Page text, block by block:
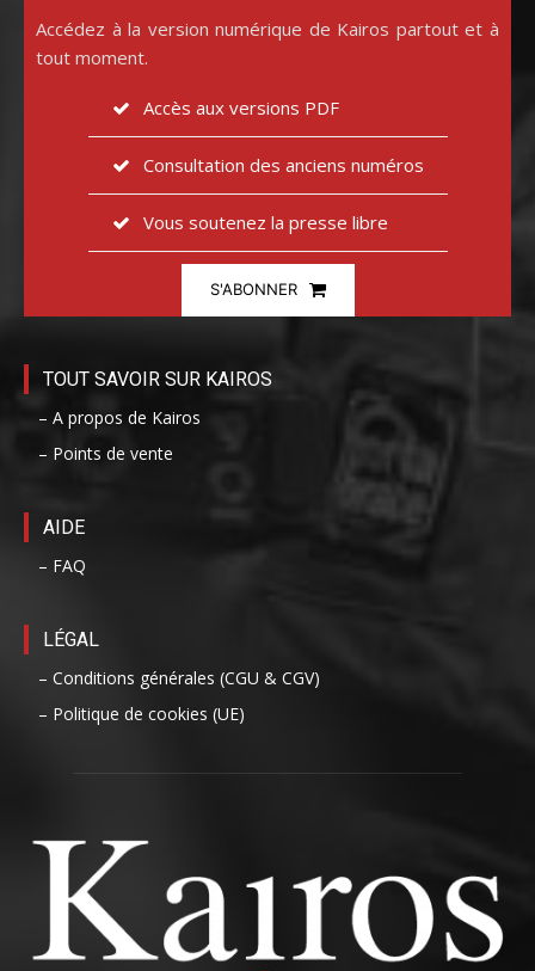
Accédez à la version numérique de Kairos partout et à
tout moment.
Accès aux versions PDF
Consultation des anciens numéros
Vous soutenez la presse libre
S'ABONNER
TOUT SAVOIR SUR KAIROS
– A propos de Kairos
– Points de vente
AIDE
– FAQ
LÉGAL
– Conditions générales (CGU & CGV)
– Politique de cookies (UE)